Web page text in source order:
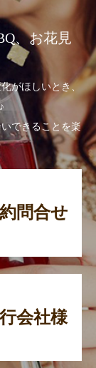
、お花見
がほしいとき、
できることを楽
問合せ
会社様